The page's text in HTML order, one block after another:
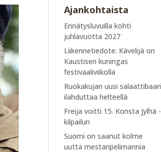
Ajankohtaista
Ennätysluvuilla kohti
juhlavuotta 2027
Liikennetiedote: Kävelijä on
Kaustisen kuningas
festivaaliviikolla
Ruokakujan uusi salaattibaari
ilahduttaa helteellä
Freija voitti 15. Konsta Jylhä -
kilpailun
Suomi on saanut kolme
uutta mestaripelimannia